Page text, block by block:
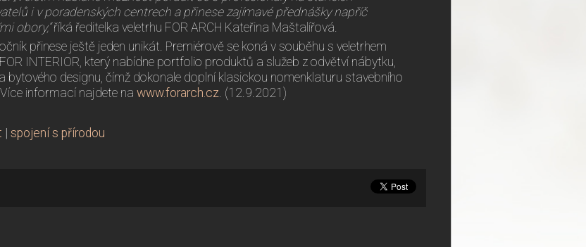
i v poradenských centrech a přinese zajímavé přednášky napříč
obory,“říká ředitelka veletrhu FOR ARCH Kateřina Maštalířová.
přinese ještě jeden unikát. Premiérově se koná v souběhu s veletrhem
INTERIOR, který nabídne portfolio produktů a služeb z odvětví nábytku,
bytového designu, čímž dokonale doplní klasickou nomenklaturu stavebního
informací najdete na www.forarch.cz. (12.9.2021)
spojení s přírodou